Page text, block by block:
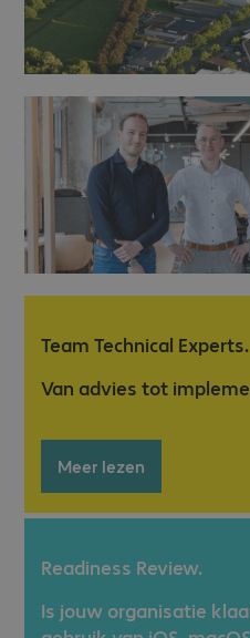
Team Technical Experts.
Van advies tot
Meer lezen
Readiness Review.
Is jouw organisatie